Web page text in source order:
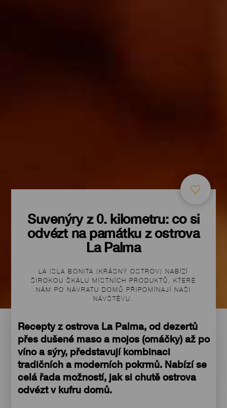
Suvenýry z 0. kilometru: co si
odvézt na památku z ostrova
La Palma
LA ISLA BONITA (KRÁSNÝ OSTROV) NABÍZÍ
ŠIROKOU ŠKÁLU MÍSTNÍCH PRODUKTŮ, KTERÉ
NÁM PO NÁVRATU DOMŮ PŘIPOMÍNAJÍ NAŠI
NÁVŠTĚVU.
Recepty z ostrova La Palma, od dezertů
přes dušené maso a mojos (omáčky) až po
víno a sýry, představují kombinaci
tradičních a moderních pokrmů. Nabízí se
celá řada možností, jak si chutě ostrova
odvézt v kufru domů.